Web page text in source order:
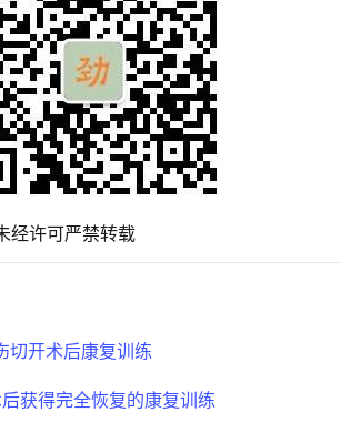
经许可严禁转载
切开术后康复训练
获得完全恢复的康复训练